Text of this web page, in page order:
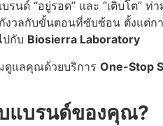
นด์ “อยู่รอด” และ “เติบโต”
วลกับขั้นตอนที่ซับซ้อน ตั้งแต่ก
กับ Biosierra Laboratory
มดูแลคุณด้วยบริการ One-Stop
แบรนด์ของคุณ?